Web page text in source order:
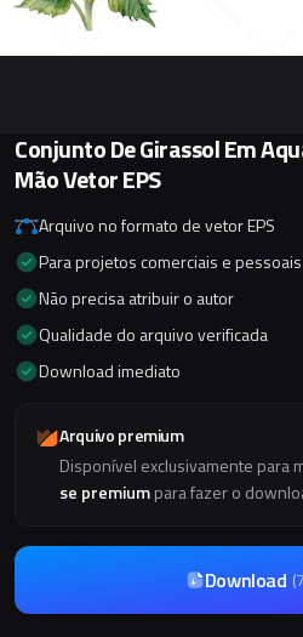
Conjunto De Girassol Em
Mão Vetor EPS
Arquivo no formato de vetor EPS
Para projetos comerciais e pessoais
Não precisa atribuir o autor
Qualidade do arquivo verificada
Download imediato
Arquivo premium
Disponível exclusivamente para
se premiumpara fazer o
Download (